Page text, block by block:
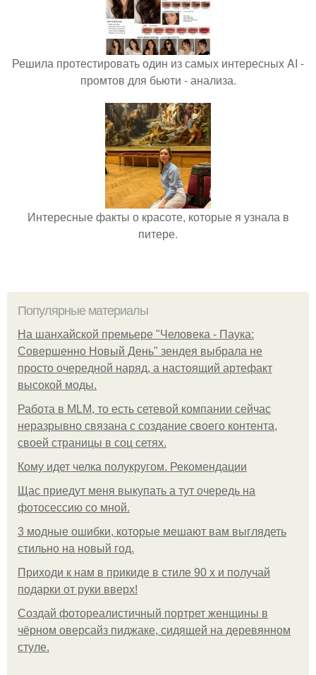
Решила протестировать один из самых интересных AI -
промтов для бьюти - анализа.
Интересные факты о красоте, которые я узнала в
питере.
Популярные материалы
На шанхайской премьере "Человека - Паука:
Совершенно Новый День" зендея выбрала не
просто очередной наряд, а настоящий артефакт
высокой моды.
Работа в MLM, то есть сетевой компании сейчас
неразрывно связана с создание своего контента,
своей страницы в соц сетях.
Кому идет челка полукругом. Рекомендации
Щас приедут меня выкупать а тут очередь на
фотосессию со мной.
3 модные ошибки, которые мешают вам выглядеть
стильно на новый год.
Приходи к нам в прикиде в стиле 90 х и получай
подарки от руки вверх!
Создай фотореалистичный портрет женщины в
чёрном оверсайз пиджаке, сидящей на деревянном
стуле.